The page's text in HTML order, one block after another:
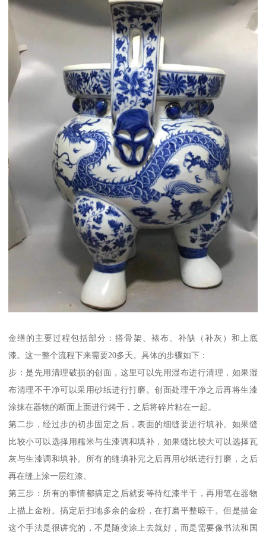
金缮的主要过程包括部分：搭骨架、裱布、补缺（补灰）和上底
漆。这一整个流程下来需要20多天。具体的步骤如下：
步：是先用清理破损的创面，这里可以先用湿布进行清理，如果湿
布清理不干净可以采用砂纸进行打磨。创面处理干净之后再将生漆
涂抹在器物的断面上面进行烤干，之后将碎片粘在一起。
第二步，经过步的初步固定之后，表面的细缝要进行填补。如果缝
比较小可以选择用糯米与生漆调和填补，如果缝比较大可以选择瓦
灰与生漆调和填补。所有的缝填补完之后再用砂纸进行打磨，之后
再在缝上涂一层红漆。
第三步：所有的事情都搞定之后就要等待红漆半干，再用笔在器物
上描上金粉。搞定后扫地多余的金粉，在打磨平整晾干。但是描金
这个手法是很讲究的，不是随变涂上去就好，而是需要像书法和国